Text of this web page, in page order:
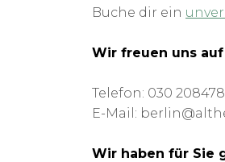
Buche dir ein
Wir freuen uns
Telefon: 030
E-Mail:
Wir haben für Sie